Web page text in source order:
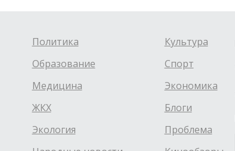
Политика
Образование
Медицина
ЖКХ
Экология
Культура
Спорт
Экономика
Блоги
Проблема